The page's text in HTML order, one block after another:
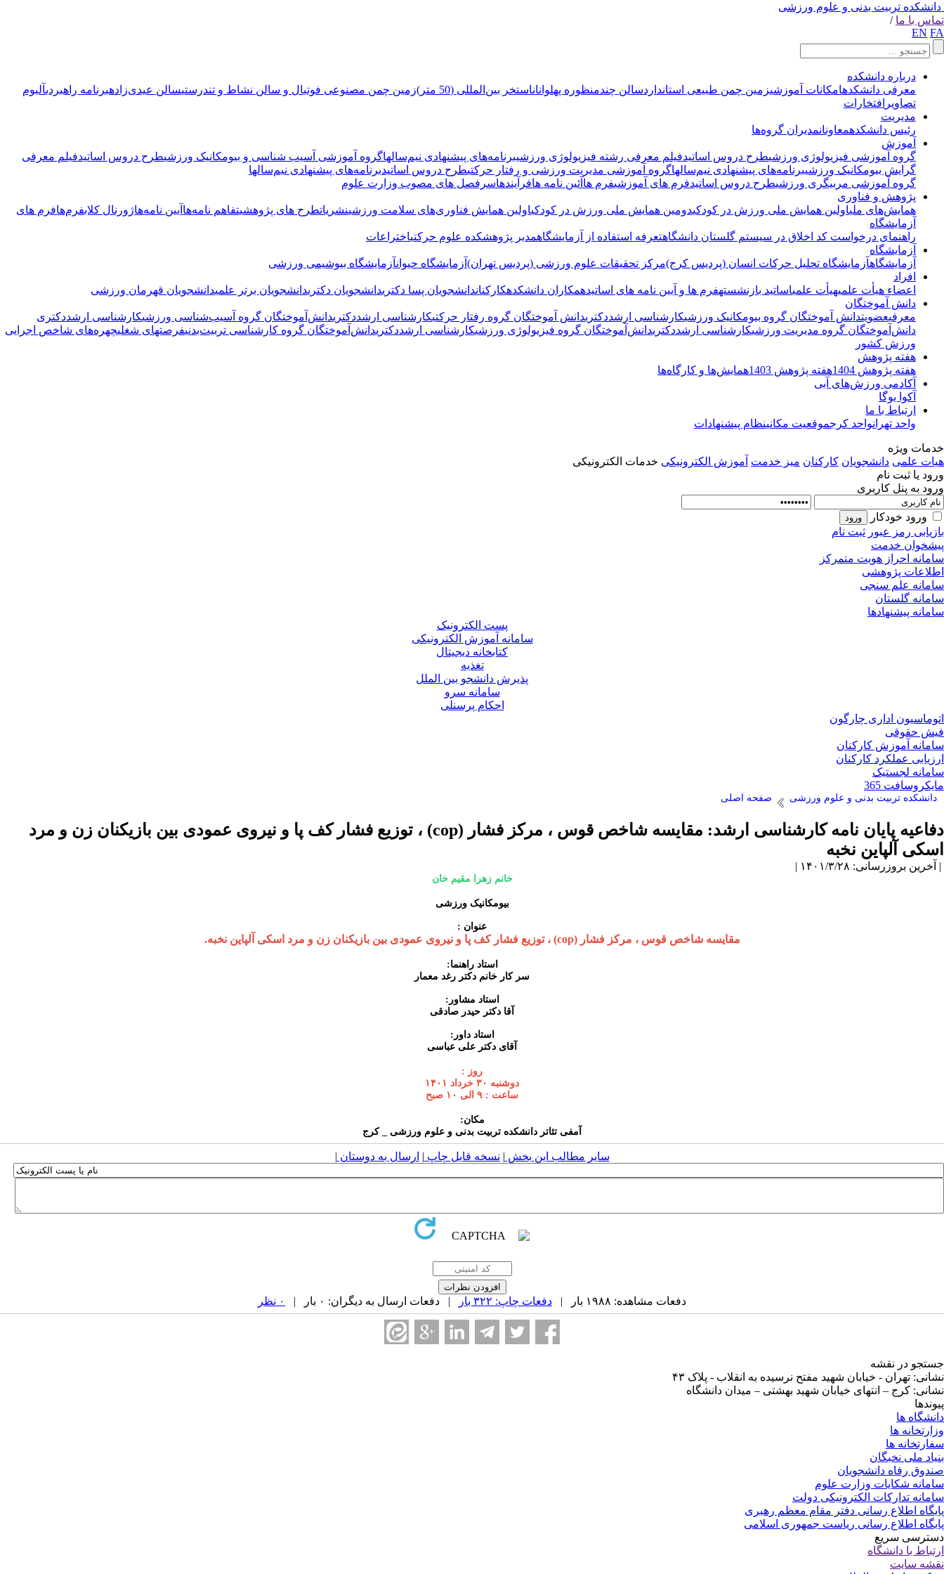
دانشکده تربیت بدنی و علوم ورزشی
تماس با ما /
EN FA
درباره دانشکده
معرفی دانشکدهامکانات آموزشیزمین چمن طبیعی استانداردسالن چندمنظوره پهلواناناستخر بین‌المللی (50 متر) زمین چمن مصنوعی فوتبال و سالن نشاط و تندرستیسالن عیدی‌زادهبرنامه راهبردیآلبوم
تصاویر افتخارات
مدیریت
رئیس دانشکدهمعاونانمدیران گروه‌ها
آموزش
گروه آموزشی فیزیولوژی ورزشیطرح دروس اساتیدفیلم معرفی رشته فیزیولوژی ورزشیبرنامه‌های پیشنهادی نیم‌سالهاگروه آموزشی آسیب شناسی و بیومکانیک ورزشیطرح دروس اساتیدفیلم معرفی
گرایش بیومکانیک ورزشیبرنامه‌های پیشنهادی نیم‌سالهاگروه آموزشی مدیریت ورزشی و رفتار حرکتیطرح دروس اساتیدبرنامه‌های پیشنهادی نیم‌سالها
گروه آموزشی مربیگری ورزشیطرح دروس اساتیدفرم های آموزشیفرم ها آئین نامه هافرآیندهاسرفصل های مصوب وزارت علوم
پژوهش و فناوری
همایش‌های ملیاولین همایش ملی ورزش در کودکیدومین همایش ملی ورزش در کودکیاولین همایش فناوری‌های سلامت ورزشینشریاتطرح های پژوهشیتفاهم نامه‌ها آیین نامه‌هاژورنال کلابفرم‌هافرم های
آزمایشگاه
راهنمای درخواست کد اخلاق در سیستم گلستان دانشگاهتعرفه استفاده از آزمایشگاهمدیر پژوهشکده علوم حرکتیاختراعات
آزمایشگاه
آزمایشگاهآزمایشگاه تحلیل حرکات انسان (پردیس کرج)مرکز تحقیقات علوم ورزشی (پردیس تهران) آزمایشگاه حیوانآزمایشگاه بیوشیمی ورزشی
افراد
اعضاء هیأت علمیهیأت علمیاساتید بازنشستهفرم ها و آیین نامه های اساتیدهمکاران دانشکدهکارکناندانشجویان پسا دکتریدانشجویان دکتریدانشجویان برتر علمیدانشجویان قهرمان ورزشی
دانش آموختگان
معرفیعضویتدانش آموختگان گروه بیومکانیک ورزشیکارشناسی ارشددکتریدانش آموختگان گروه رفتار حرکتیکارشناسی ارشددکتریدانش‌آموختگان گروه آسیب‌شناسی ورزشیکارشناسی ارشددکتری
دانش‌آموختگان گروه مدیریت ورزشیکارشناسی ارشددکتریدانش‌آموختگان گروه فیزیولوژی ورزشیکارشناسی ارشددکتریدانش‌آموختگان گروه کارشناسی تربیت‌بدنیفرصتهای شغلیچهره‌های شاخص اجرایی
ورزش کشور
هفته پژوهش
هفته پژوهش 1404
هفته پژوهش 1403
همایش‌ها و کارگاه‌ها
آکادمی ورزش‌های آبی
آکوا یوگا
ارتباط با ما
واحد تهرانواحد کرجموقعیت مکانینظام پیشنهادات
خدمات ویژه
هیات علمی دانشجویان کارکنان میز خدمت آموزش الکترونیکی خدمات الکترونیکی
ورود یا ثبت نام
ورود به پنل کاربری
ورود خودکار
بازیابی رمز عبور ثبت نام
پیشخوان خدمت
سامانه احراز هویت متمرکز
اطلاعات پژوهشی
سامانه علم سنجی
سامانه گلستان
سامانه پیشنهادها
پست الکترونیک
سامانه آموزش الکترونیکی
کتابخانه دیجیتال
تغذیه
پذیرش دانشجو بین الملل
سامانه سرو
احکام پرسنلی
اتوماسیون اداری چارگون
فیش حقوقی
سامانه آموزش کارکنان
ارزیابی عملکرد کارکنان
سامانه لجستیک
مایکروسافت 365
دانشکده تربیت بدنی و علوم ورزشی صفحه اصلی
دفاعیه پایان نامه کارشناسی ارشد: مقایسه شاخص قوس ، مرکز فشار (cop) ، توزیع فشار کف پا و نیروی عمودی بین بازیکنان زن و مرد
اسکی آلپاین نخبه
| آخرین بروزرسانی: ۱۴۰۱/۳/۲۸ |
خانم زهرا مقیم خان
بیومکانیک ورزشی
عنوان :
مقایسه شاخص قوس ، مرکز فشار (cop) ، توزیع فشار کف پا و نیروی عمودی بین بازیکنان زن و مرد اسکی آلپاین نخبه.
استاد راهنما:
سر کار خانم دکتر رغد معمار
استاد مشاور:
آقا دکتر حیدر صادقی
استاد داور:
آقای دکتر علی عباسی
روز :
دوشنبه ۳۰ خرداد ۱۴۰۱
ساعت : ۹ الی ۱۰ صبح
مکان:
آمفی تئاتر دانشکده تربیت بدنی و علوم ورزشی _ کرج
سایر مطالب این بخش | نسخه قابل چاپ | ارسال به دوستان |
دفعات مشاهده: ۱۹۸۸ بار | دفعات چاپ: ۳۲۲ بار | دفعات ارسال به دیگران: ۰ بار | ۰ نظر
جستجو در نقشه
نشانی: تهران - خیابان شهید مفتح نرسیده به انقلاب - پلاک ۴۳
نشانی: کرج – انتهای خیابان شهید بهشتی – میدان دانشگاه
پیوندها
دانشگاه ها
وزارتخانه ها
سفارتخانه ها
بنیاد ملی نخبگان
صندوق رفاه دانشجویان
سامانه شکایات وزارت علوم
سامانه تدارکات الکترونیکی دولت
پایگاه اطلاع رسانی دفتر مقام معظم رهبری
پایگاه اطلاع رسانی ریاست جمهوری اسلامی
دسترسی سریع
ارتباط با دانشگاه
نقشه سایت